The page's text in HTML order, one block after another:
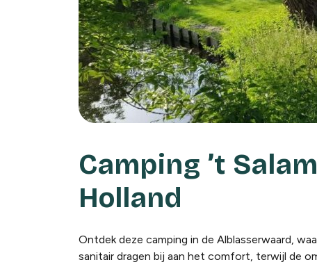
Camping ’t
Holland
Ontdek deze camping in de Alblasserwaard,
sanitair dragen bij aan het comfort, terwijl de